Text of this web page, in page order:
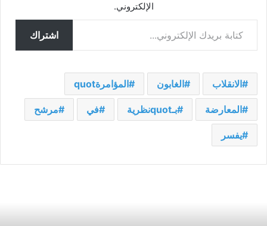
الإلكتروني.
كتابة بريدك الإلكتروني...
اشتراك
الانقلاب الغابون المؤامرةquot
المعارضة بـquotنظرية في مرشح
يفسر